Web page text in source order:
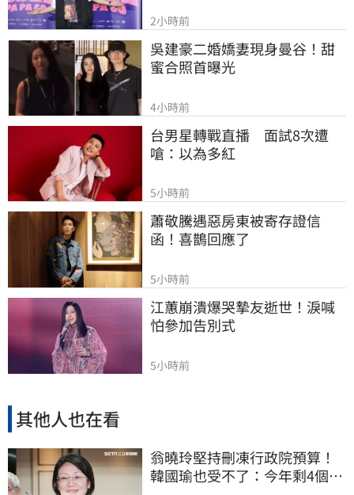
2小時前
吳建豪二婚嬌妻現身曼谷！甜
蜜合照首曝光
4小時前
台男星轉戰直播　面試8次遭
嗆：以為多紅
5小時前
蕭敬騰遇惡房東被寄存證信
函！喜鵲回應了
5小時前
江蕙崩潰爆哭摯友逝世！淚喊
怕參加告別式
5小時前
其他人也在看
翁曉玲堅持刪凍行政院預算！
韓國瑜也受不了：今年剩4個月